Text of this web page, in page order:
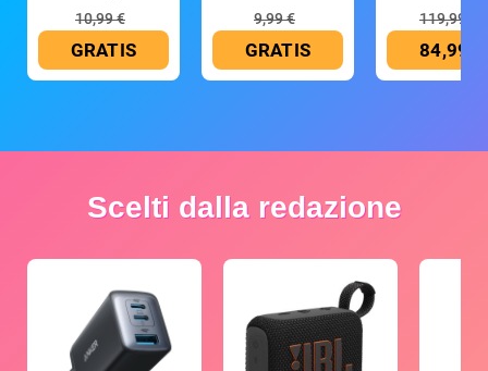
10,99 €
GRATIS
9,99 €
GRATIS
119,99 €
84,99 €
Scelti dalla redazione